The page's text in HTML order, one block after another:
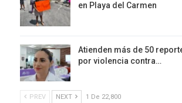
en Playa del Carmen
Atienden más de 50
por violencia contra…
PREV NEXT 1 De 22,800